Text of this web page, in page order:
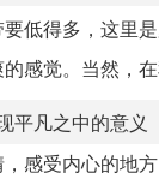
低得多，这里是
感觉。当然，
平凡之中的意义
感受内心的地